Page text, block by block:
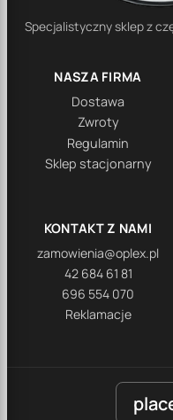
Specjalistyczny sklep z
NASZA FIRMA
Dostawa
Zwroty
Regulamin
Sklep stacjonarny
KONTAKT Z NAMI
zamowienia@oplex.pl
42 684 61 81
696 554 070
Reklamacje